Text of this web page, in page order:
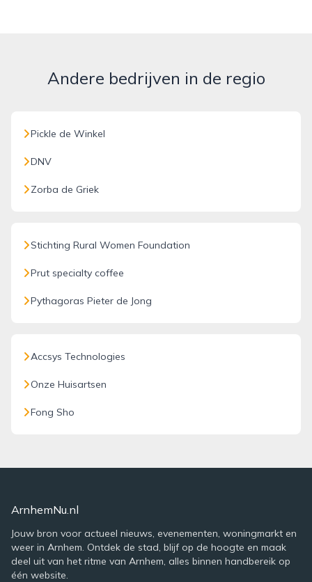
Andere bedrijven in de regio
Pickle de Winkel
DNV
Zorba de Griek
Stichting Rural Women Foundation
Prut specialty coffee
Pythagoras Pieter de Jong
Accsys Technologies
Onze Huisartsen
Fong Sho
ArnhemNu.nl
Jouw bron voor actueel nieuws, evenementen, woningmarkt en
weer in Arnhem. Ontdek de stad, blijf op de hoogte en maak
deel uit van het ritme van Arnhem, alles binnen handbereik op
één website.